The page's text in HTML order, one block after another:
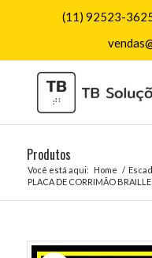
(11) 92523-
Produtos
Você está aqui: Home /
PLACA DE CORRIMÃO